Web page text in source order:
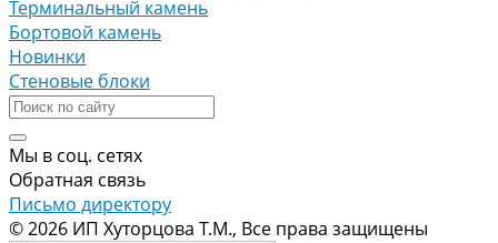
Терминальный камень
Бортовой камень
Новинки
Стеновые блоки
Мы в соц. сетях
Обратная связь
Письмо директору
© 2026 ИП Хуторцова Т.М., Все права защищены